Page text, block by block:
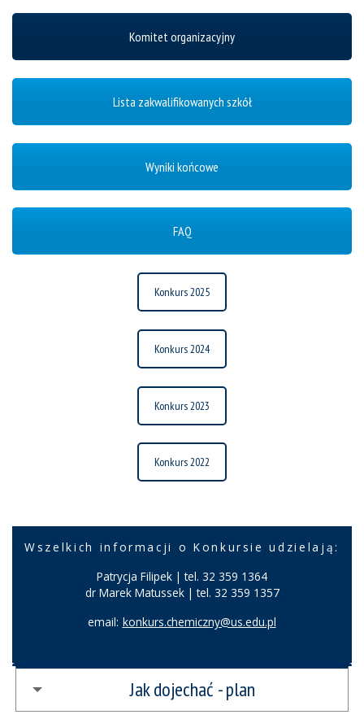
Komitet organizacyjny
Lista zakwalifikowanych szkół
Wyniki końcowe
FAQ
Konkurs 2025
Konkurs 2024
Konkurs 2023
Konkurs 2022
Wszelkich informacji o Konkursie udzielają:
Patrycja Filipek | tel. 32 359 1364
dr Marek Matussek | tel. 32 359 1357
email: konkurs.chemiczny@us.edu.pl
Jak dojechać - plan